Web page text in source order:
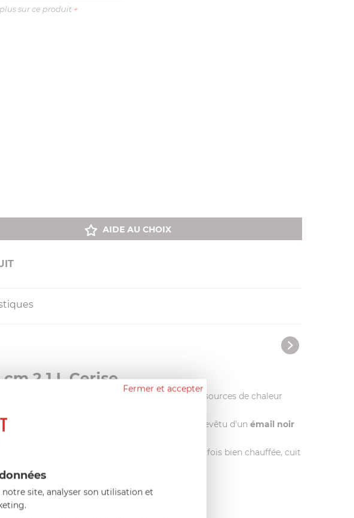
sur ce produit +
AIDE AU CHOIX
2,1 L Cerise
et rissoler. Compatible avec toutes les sources de chaleur
de cuisiner.
cuisine à la table. L’intérieur de la poêle est revêtu d’un émail noir
de rétention de la chaleur – cette poêle, une fois bien chauffée, cuit
légumes
Fermer et accepter
site, analyser son utilisation et